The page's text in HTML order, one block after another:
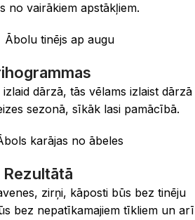
no vairākiem apstākļiem.
dārzā, tās vēlams izlaist dārzā
sezonā, sīkāk lasi pamācībā.
Rezultātā
zirņi, kāposti būs bez tinēju
bez nepatīkamajiem tīkliem un arī